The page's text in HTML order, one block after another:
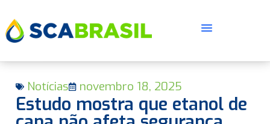
Notícias novembro 18, 2025
Estudo mostra que etanol de